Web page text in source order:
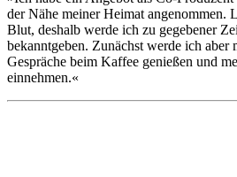
der Nähe meiner Heimat angenommen.
Blut, deshalb werde ich zu gegebener
bekanntgeben. Zunächst werde ich aber
Gespräche beim Kaffee genießen und
einnehmen.«